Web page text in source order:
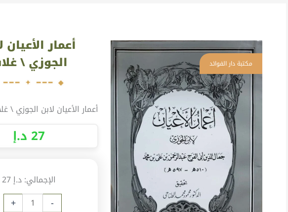
أعمار الأعيان
الجوزي \
أعمار الأعيان لابن الجوزي \
-
أعمار
الأعيان
لابن
الجوزي
\
غلاف
+
الإجمالي:د.إ 27
27 د.إ